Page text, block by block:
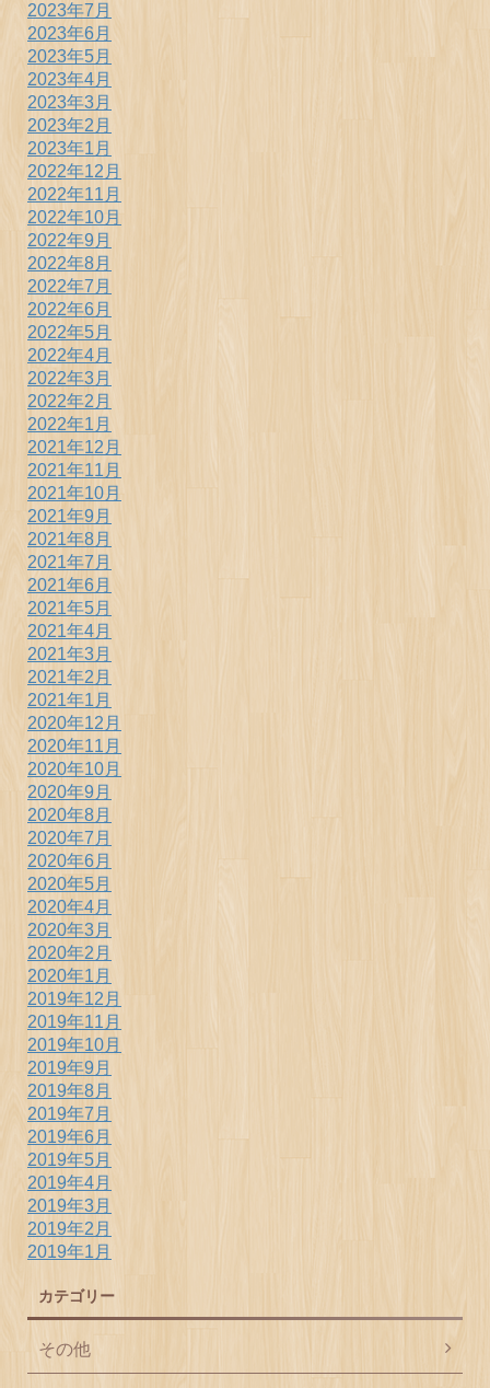
2023年7月
2023年6月
2023年5月
2023年4月
2023年3月
2023年2月
2023年1月
2022年12月
2022年11月
2022年10月
2022年9月
2022年8月
2022年7月
2022年6月
2022年5月
2022年4月
2022年3月
2022年2月
2022年1月
2021年12月
2021年11月
2021年10月
2021年9月
2021年8月
2021年7月
2021年6月
2021年5月
2021年4月
2021年3月
2021年2月
2021年1月
2020年12月
2020年11月
2020年10月
2020年9月
2020年8月
2020年7月
2020年6月
2020年5月
2020年4月
2020年3月
2020年2月
2020年1月
2019年12月
2019年11月
2019年10月
2019年9月
2019年8月
2019年7月
2019年6月
2019年5月
2019年4月
2019年3月
2019年2月
2019年1月
カテゴリー
その他